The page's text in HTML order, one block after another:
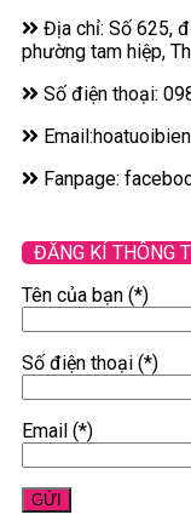
Địa chỉ: Số 625,
phường tam hiệp,
Số điện thoại:
Fanpage:
ĐĂNG KÍ THÔNG
Tên của bạn (*)
Số điện thoại (*)
Email (*)